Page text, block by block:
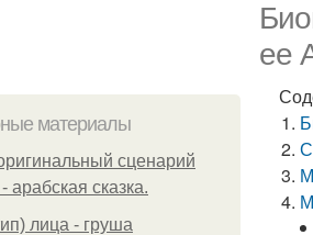
ее
материалы
сценарий
арабская сказка.
лица - груша